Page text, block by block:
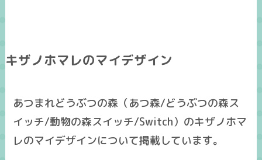
キザノホマレのマイデザイン
あつまれどうぶつの森（あつ森/どうぶつの森ス
イッチ/動物の森スイッチ/Switch）のキザノホマ
レのマイデザインについて掲載しています。